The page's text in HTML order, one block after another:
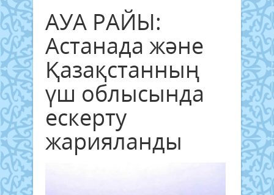
АУА РАЙЫ:
Астанада және
Қазақстанның
үш облысында
ескерту
жарияланды